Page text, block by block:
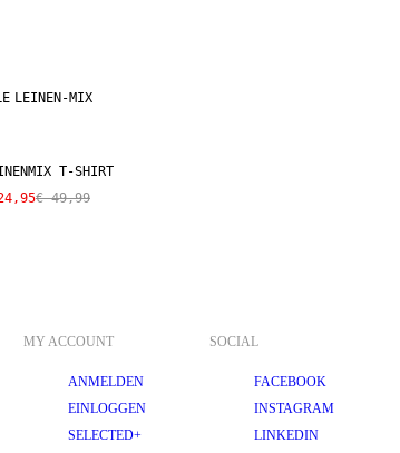
LEINEN-MIX
T-SHIRT
€ 49,99
MY ACCOUNT
ANMELDEN
EINLOGGEN
SELECTED+
SOCIAL
FACEBOOK
INSTAGRAM
LINKEDIN